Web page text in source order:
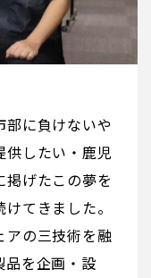
部に負けないや
供したい・鹿児
げたこの夢を
てきました。
アの三技術を融
品を企画・設